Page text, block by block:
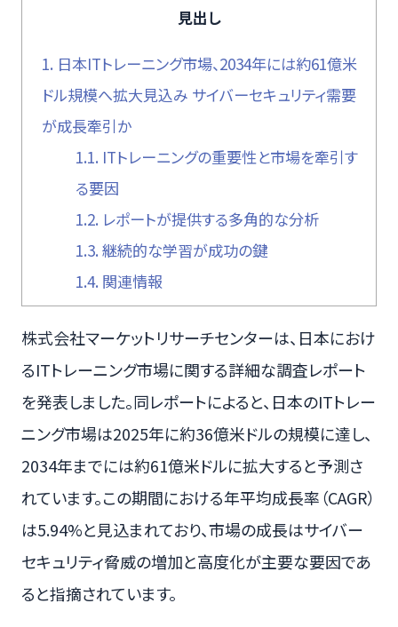
見出し
1. 日本ITトレーニング市場、2034年には約61億米
ドル規模へ拡大見込み サイバーセキュリティ需要
が成長牽引か
1.1. ITトレーニングの重要性と市場を牽引す
る要因
1.2. レポートが提供する多角的な分析
1.3. 継続的な学習が成功の鍵
1.4. 関連情報
株式会社マーケットリサーチセンターは、日本におけ
るITトレーニング市場に関する詳細な調査レポート
を発表しました。同レポートによると、日本のITトレー
ニング市場は2025年に約36億米ドルの規模に達し、
2034年までには約61億米ドルに拡大すると予測さ
れています。この期間における年平均成長率（CAGR）
は5.94%と見込まれており、市場の成長はサイバー
セキュリティ脅威の増加と高度化が主要な要因であ
ると指摘されています。